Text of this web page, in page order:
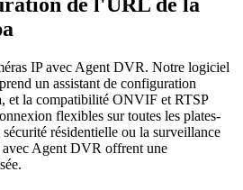
de l'URL de la
IP avec Agent DVR. Notre logiciel
un assistant de configuration
et la compatibilité ONVIF et RTSP
flexibles sur toutes les plates-
résidentielle ou la surveillance
avec Agent DVR offrent une